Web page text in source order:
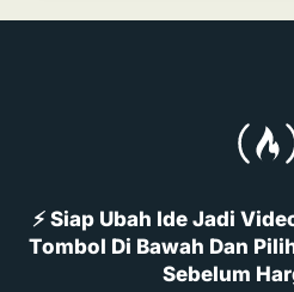
⚡ Siap Ubah Ide Jadi
Tombol Di Bawah Dan
Sebelum